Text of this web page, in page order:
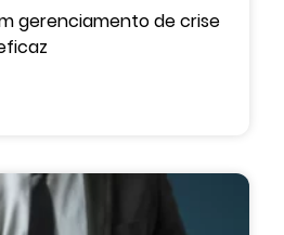
gerenciamento de crise